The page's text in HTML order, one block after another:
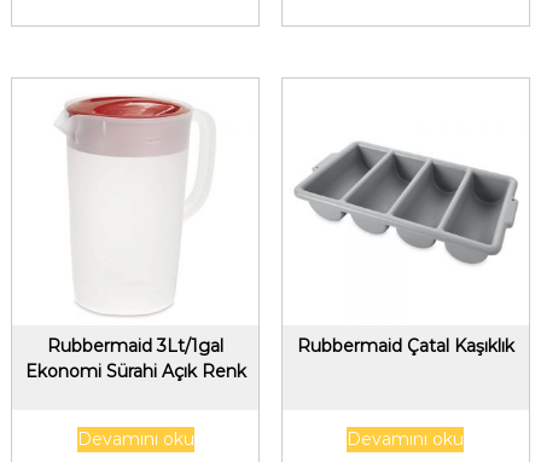
Rubbermaid 3Lt/1gal
Ekonomi Sürahi Açık Renk
Devamını oku
Rubbermaid Çatal Kaşıklık
Devamını oku